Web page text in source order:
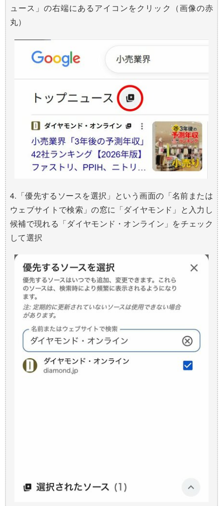
ュース」の右端にあるアイコンをクリック（画像の赤
丸）
4.「優先するソースを選択」という画面の「名前または
ウェブサイトで検索」の窓に「ダイヤモンド」と入力し
候補で現れる「ダイヤモンド・オンライン」をチェック
して選択